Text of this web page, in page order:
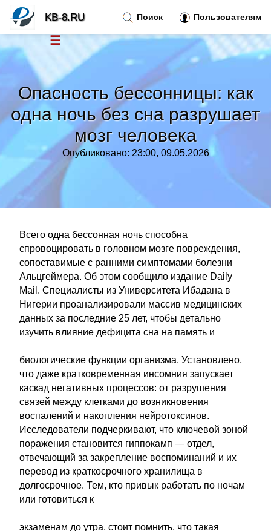
Опасность бессонницы: как
одна ночь без сна разрушает
мозг человека
Опубликовано: 23:00, 09.05.2026
Всего одна бессонная ночь способна
спровоцировать в головном мозге повреждения,
сопоставимые с ранними симптомами болезни
Альцгеймера. Об этом сообщило издание Daily
Mail. Специалисты из Университета Ибадана в
Нигерии проанализировали массив медицинских
данных за последние 25 лет, чтобы детально
изучить влияние дефицита сна на память и
биологические функции организма. Установлено,
что даже кратковременная инсомния запускает
каскад негативных процессов: от разрушения
связей между клетками до возникновения
воспалений и накопления нейротоксинов.
Исследователи подчеркивают, что ключевой зоной
поражения становится гиппокамп — отдел,
отвечающий за закрепление воспоминаний и их
перевод из краткосрочного хранилища в
долгосрочное. Тем, кто привык работать по ночам
или готовиться к
экзаменам до утра, стоит помнить, что такая
Поиск Пользователям
KB-8.RU
☰
Новости
Тренды новостей»
»
Правила »
Контакт»